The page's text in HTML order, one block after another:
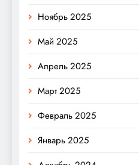
Ноябрь 2025
Май 2025
Апрель 2025
Март 2025
Февраль 2025
Январь 2025